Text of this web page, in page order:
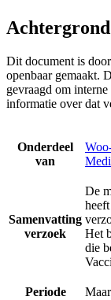
Achtergrond
Dit document is
openbaar gemaakt.
gevraagd om
informatie over dat
Onderdeel
van
Samenvatting
verzoek
De
Het
die
Periode